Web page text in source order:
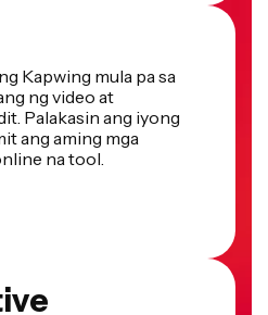
Kapwing mula pa sa
ng video at
Palakasin ang iyong
ang aming mga
na tool.
ang feedback sa